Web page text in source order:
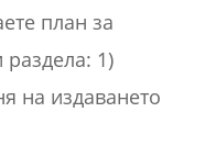
план за
раздела: 1)
на издаването